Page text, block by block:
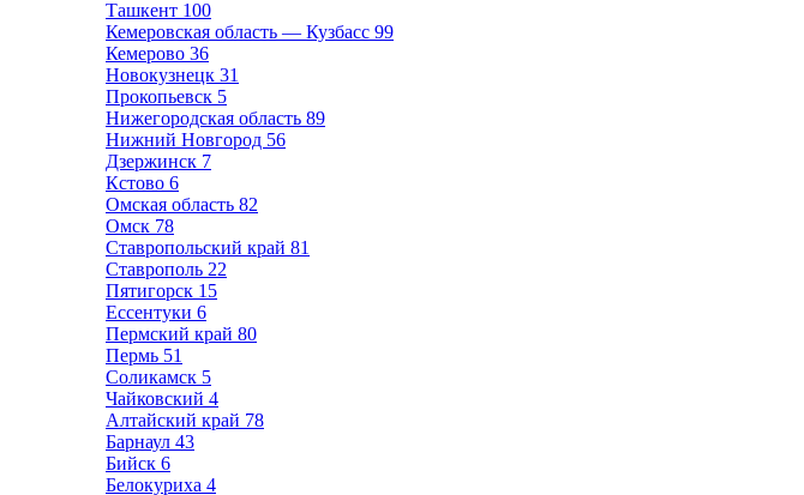
Ташкент 100
Кемеровская область — Кузбасс 99
Кемерово 36
Новокузнецк 31
Прокопьевск 5
Нижегородская область 89
Нижний Новгород 56
Дзержинск 7
Кстово 6
Омская область 82
Омск 78
Ставропольский край 81
Ставрополь 22
Пятигорск 15
Ессентуки 6
Пермский край 80
Пермь 51
Соликамск 5
Чайковский 4
Алтайский край 78
Барнаул 43
Бийск 6
Белокуриха 4